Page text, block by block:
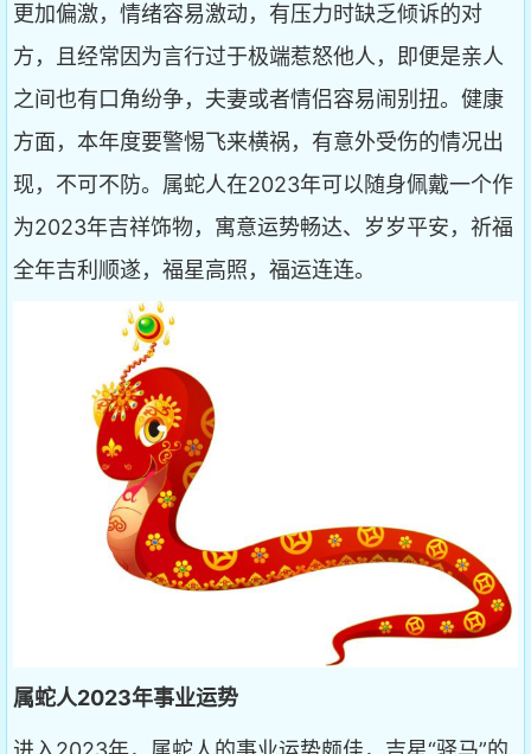
更加偏激，情绪容易激动，有压力时缺乏倾诉的对
方，且经常因为言行过于极端惹怒他人，即便是亲人
之间也有口角纷争，夫妻或者情侣容易闹别扭。健康
方面，本年度要警惕飞来横祸，有意外受伤的情况出
现，不可不防。属蛇人在2023年可以随身佩戴一个作
为2023年吉祥饰物，寓意运势畅达、岁岁平安，祈福
全年吉利顺遂，福星高照，福运连连。
属蛇人2023年事业运势